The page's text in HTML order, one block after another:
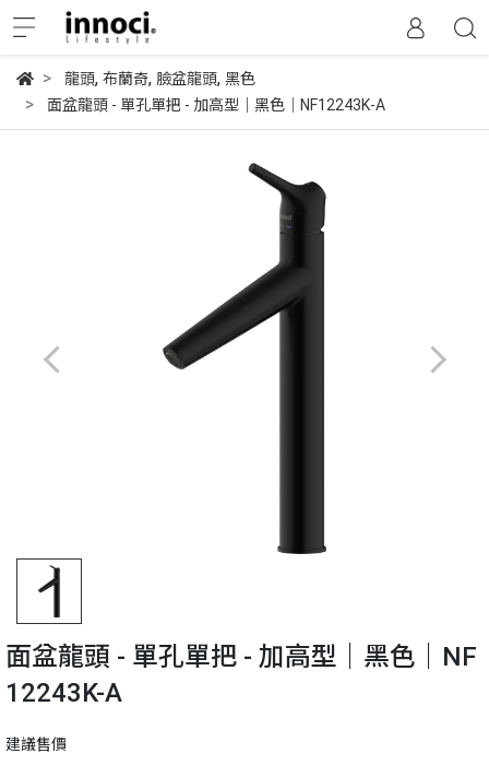
龍頭, 布蘭奇, 臉盆龍頭, 黑色
面盆龍頭 - 單孔單把 - 加高型｜黑色｜NF12243K-A
面盆龍頭 - 單孔單把 - 加高型｜黑色｜NF
12243K-A
建議售價